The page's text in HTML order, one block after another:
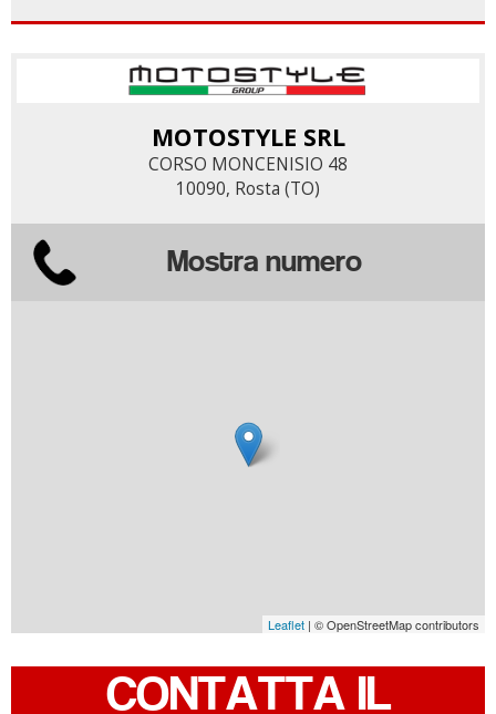
MOTOSTYLE SRL
CORSO MONCENISIO 48
10090, Rosta (TO)
Mostra numero
Leaflet | © OpenStreetMap contributors
CONTATTA IL